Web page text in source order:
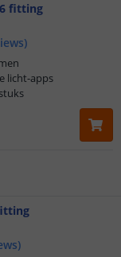
fitting
)
licht-apps
in huis
20,-
in huis
)